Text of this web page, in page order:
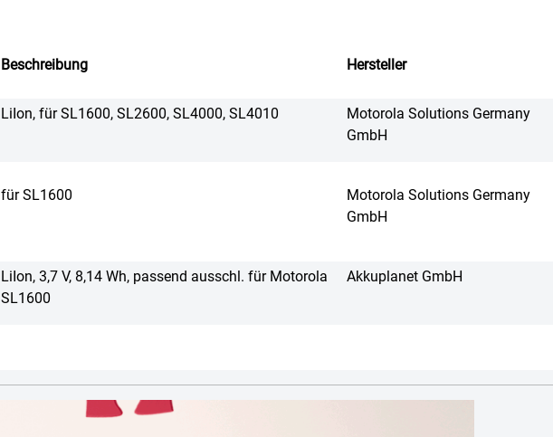
Beschreibung Hersteller
LiIon, für SL1600, SL2600, SL4000, SL4010
Motorola Solutions Germany
GmbH
für SL1600
Motorola Solutions Germany
GmbH
LiIon, 3,7 V, 8,14 Wh, passend ausschl. für Motorola
SL1600
Akkuplanet GmbH